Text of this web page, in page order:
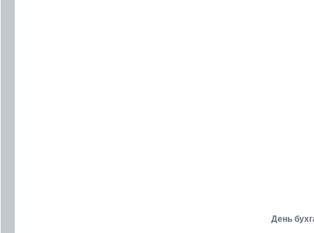
День